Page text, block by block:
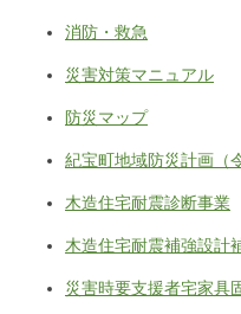
消防・救急
災害対策マニュアル
防災マップ
紀宝町地域防災計画（
木造住宅耐震診断事業
木造住宅耐震補強設計
災害時要支援者宅家具